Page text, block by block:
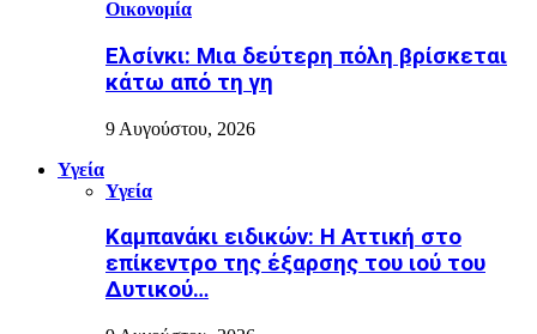
Οικονομία
Ελσίνκι: Mια δεύτερη πόλη βρίσκεται
κάτω από τη γη
9 Αυγούστου, 2026
Υγεία
Υγεία
Καμπανάκι ειδικών: Η Αττική στο
επίκεντρο της έξαρσης του ιού του
Δυτικού…